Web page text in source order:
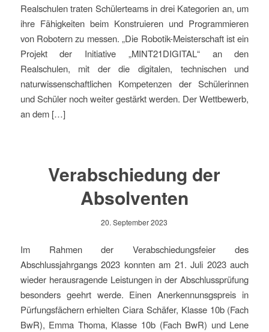
Realschulen traten Schülerteams in drei Kategorien an, um
ihre Fähigkeiten beim Konstruieren und Programmieren
von Robotern zu messen. „Die Robotik-Meisterschaft ist ein
Projekt der Initiative „MINT21DIGITAL“ an den
Realschulen, mit der die digitalen, technischen und
naturwissenschaftlichen Kompetenzen der Schülerinnen
und Schüler noch weiter gestärkt werden. Der Wettbewerb,
an dem […]
Verabschiedung der
Absolventen
20. September 2023
Im Rahmen der Verabschiedungsfeier des
Abschlussjahrgangs 2023 konnten am 21. Juli 2023 auch
wieder herausragende Leistungen in der Abschlussprüfung
besonders geehrt werde. Einen Anerkennunsgspreis in
Pürfungsfächern erhielten Ciara Schäfer, Klasse 10b (Fach
BwR), Emma Thoma, Klasse 10b (Fach BwR) und Lene